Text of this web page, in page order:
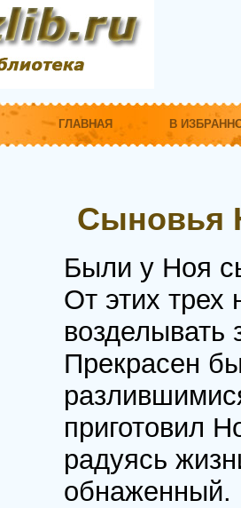
ГЛАВНАЯ В
Сыновья
Были у Ноя
От этих
возделывать
Прекрасен
приготовил
радуясь
обнаженный.